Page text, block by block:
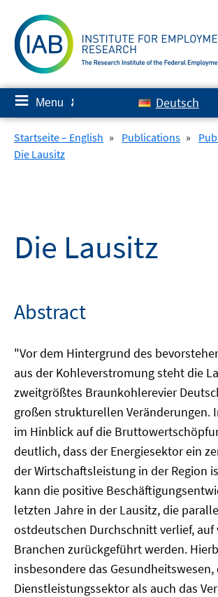
content
≡ Menu ✘ Deutsch
Startseite – English » Publications »
Die Lausitz
Die Lausitz
Abstract
"Vor dem Hintergrund des
aus der Kohleverstromung steht die
zweitgrößtes Braunkohlerevier
großen strukturellen Veränderungen.
im Hinblick auf die
deutlich, dass der Energiesektor ein
der Wirtschaftsleistung in der Region
kann die positive
letzten Jahre in der Lausitz, die
ostdeutschen Durchschnitt verlief, auf
Branchen zurückgeführt werden.
insbesondere das Gesundheitswesen,
Dienstleistungssektor als auch das